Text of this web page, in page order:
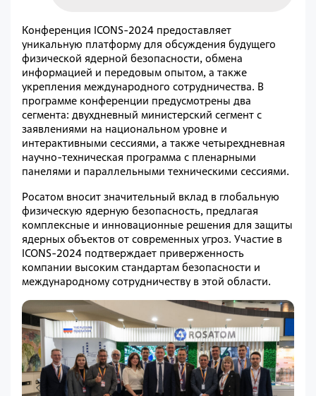
Конференция ICONS-2024 предоставляет
уникальную платформу для обсуждения будущего
физической ядерной безопасности, обмена
информацией и передовым опытом, а также
укрепления международного сотрудничества. В
программе конференции предусмотрены два
сегмента: двухдневный министерский сегмент с
заявлениями на национальном уровне и
интерактивными сессиями, а также четырехдневная
научно-техническая программа с пленарными
панелями и параллельными техническими сессиями.
Росатом вносит значительный вклад в глобальную
физическую ядерную безопасность, предлагая
комплексные и инновационные решения для защиты
ядерных объектов от современных угроз. Участие в
ICONS-2024 подтверждает приверженность
компании высоким стандартам безопасности и
международному сотрудничеству в этой области.